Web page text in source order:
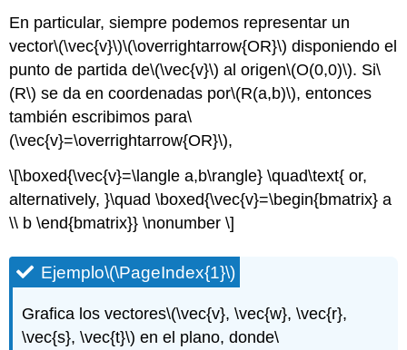
En particular, siempre podemos representar un
vector\(\vec{v}\)\(\overrightarrow{OR}\) disponiendo el
punto de partida de\(\vec{v}\) al origen\(O(0,0)\). Si\
(R\) se da en coordenadas por\(R(a,b)\), entonces
también escribimos para\
(\vec{v}=\overrightarrow{OR}\),
\[\boxed{\vec{v}=\langle a,b\rangle} \quad\text{ or,
alternatively, }\quad \boxed{\vec{v}=\begin{bmatrix} a
\\ b \end{bmatrix}} \nonumber \]
Ejemplo\(\PageIndex{1}\)
Grafica los vectores\(\vec{v}, \vec{w}, \vec{r},
\vec{s}, \vec{t}\) en el plano, donde\